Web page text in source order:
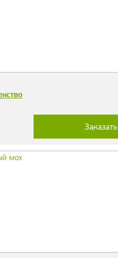
Заказать